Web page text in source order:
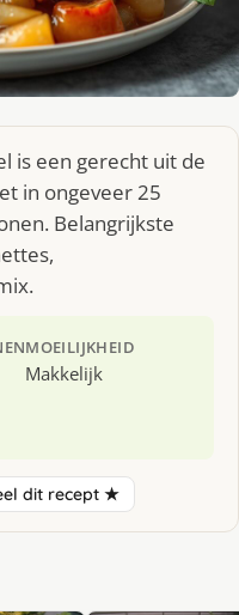
is een gerecht uit de
in ongeveer 25
Belangrijkste
MOEILIJKHEID
Makkelijk
dit recept ★